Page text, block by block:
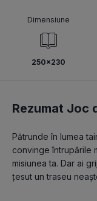
Dimensiune
250x230
Rezumat Joc
Pătrunde în lumea
convinge întrupările
misiunea ta. Dar ai
țesut un traseu